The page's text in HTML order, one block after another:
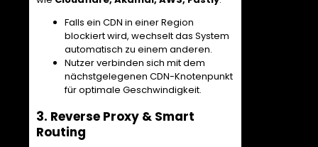
Falls ein CDN in einer Region
blockiert wird, wechselt das System
automatisch zu einem anderen.
Nutzer verbinden sich mit dem
nächstgelegenen CDN-Knotenpunkt
für optimale Geschwindigkeit.
3. Reverse Proxy & Smart
Routing